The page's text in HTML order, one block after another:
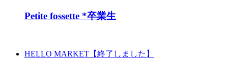
Petite fossette *卒業生
HELLO MARKET【終了しました】